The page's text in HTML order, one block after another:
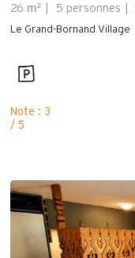
26 m² 5 personnes
Le Grand-Bornand Village
Note : 3
/ 5